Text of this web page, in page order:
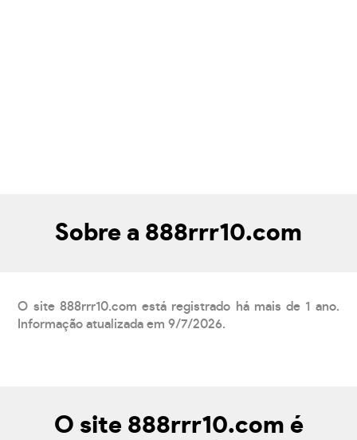
Sobre a 888rrr10.com
O site 888rrr10.com está registrado há mais de 1 ano.
Informação atualizada em 9/7/2026.
O site 888rrr10.com é